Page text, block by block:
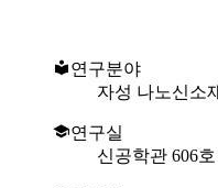
연구분야
자성 나노신소
연구실
신공학관 606호